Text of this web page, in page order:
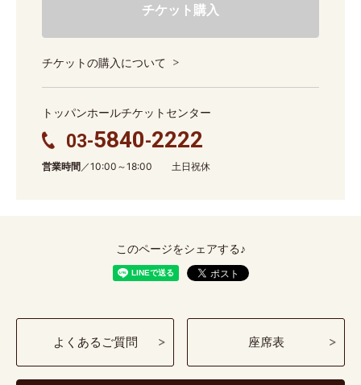
チケット購入
チケットの購入について
トッパンホールチケットセンター
03-5840-2222
営業時間 ／10:00～18:00 土日祝休
このページをシェアする♪
よくあるご質問 座席表